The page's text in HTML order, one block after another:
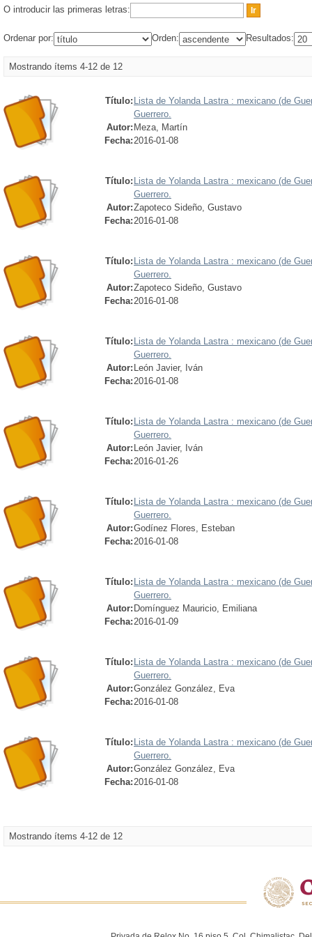
O introducir las primeras letras:
Ordenar por: Orden: Resultados:
Mostrando ítems 4-12 de 12
Título: Lista de Yolanda Lastra : mexicano (de
Guerrero.
Autor: Meza, Martín
Fecha:2016-01-08
Título: Lista de Yolanda Lastra : mexicano (de
Guerrero.
Autor:Zapoteco Sideño, Gustavo
Fecha:2016-01-08
Título: Lista de Yolanda Lastra : mexicano (de
Guerrero.
Autor:Zapoteco Sideño, Gustavo
Fecha:2016-01-08
Título: Lista de Yolanda Lastra : mexicano (de
Guerrero.
Autor: León Javier, Iván
Fecha:2016-01-08
Título: Lista de Yolanda Lastra : mexicano (de
Guerrero.
Autor: León Javier, Iván
Fecha:2016-01-26
Título: Lista de Yolanda Lastra : mexicano (de
Guerrero.
Autor:Godínez Flores, Esteban
Fecha:2016-01-08
Título: Lista de Yolanda Lastra : mexicano (de
Guerrero.
Autor: Domínguez Mauricio, Emiliana
Fecha:2016-01-09
Título: Lista de Yolanda Lastra : mexicano (de
Guerrero.
Autor:González González, Eva
Fecha:2016-01-08
Título: Lista de Yolanda Lastra : mexicano (de
Guerrero.
Autor:González González, Eva
Fecha:2016-01-08
Mostrando ítems 4-12 de 12